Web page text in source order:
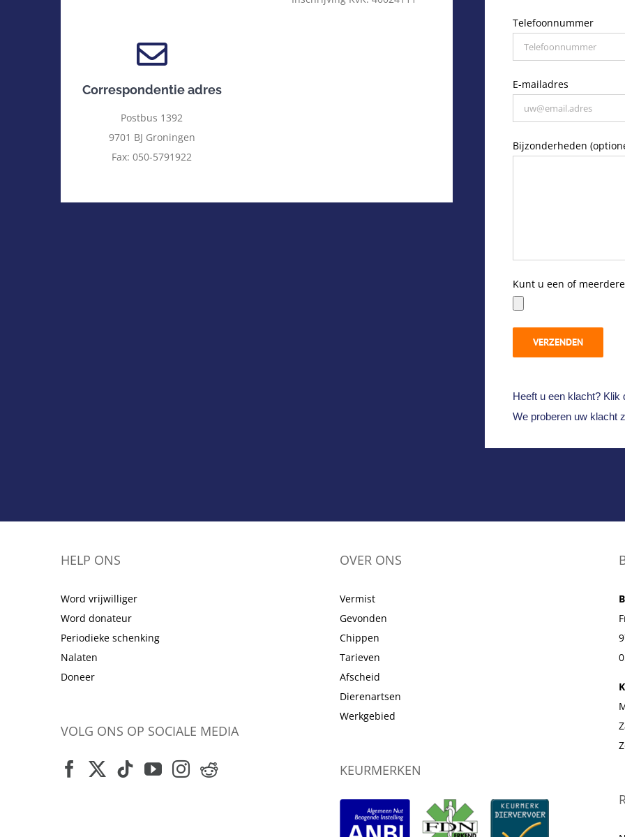
Correspondentie adres
Postbus 1392
9701 BJ Groningen
Fax: 050-5791922
Telefoonnummer
E-mailadres
Bijzonderheden
Kunt u een of
Heeft u een klacht? Klik
We proberen uw klacht
HELP ONS
Word vrijwilliger
Word donateur
Periodieke schenking
Nalaten
Doneer
VOLG ONS OP SOCIALE MEDIA
OVER ONS
Vermist
Gevonden
Chippen
Tarieven
Afscheid
Dierenartsen
Werkgebied
KEURMERKEN